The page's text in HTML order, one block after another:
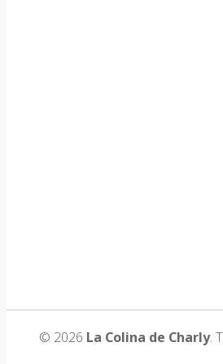
© 2026 La Colina de Charly.